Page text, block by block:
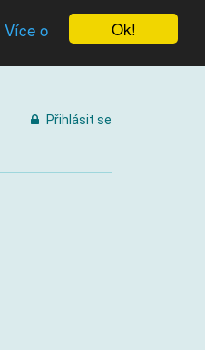
Ok!
Více o
Přihlásit se